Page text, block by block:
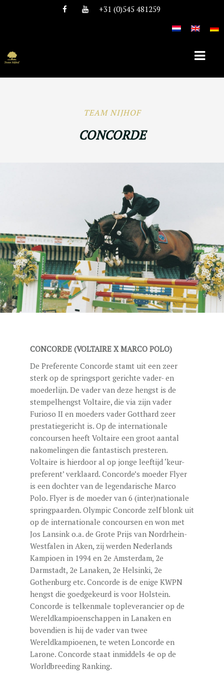
+31 (0)545 481259
VIDEO’S
EU-STATION
ICSI
ALGEMENE VOORWAARDEN
BESTELFORMULIER
NIEUWS
TEAM NIJHOF MARKET
CONTACT
TEAM NIJHOF
CONCORDE
CONCORDE (VOLTAIRE X MARCO POLO)
De Preferente Concorde stamt uit een zeer
sterk op de springsport gerichte vader- en
moederlijn. De vader van deze hengst is de
stempelhengst Voltaire, die via zijn vader
Furioso II en moeders vader Gotthard zeer
prestatiegericht is. Op de internationale
concoursen heeft Voltaire een groot aantal
nakomelingen die fantastisch presteren.
Voltaire is hierdoor al op jonge leeftijd ‘keur-
preferent’ verklaard. Concorde’s moeder Flyer
is een dochter van de legendarische Marco
Polo. Flyer is de moeder van 6 (inter)nationale
springpaarden. Olympic Concorde zelf blonk uit
op de internationale concoursen en won met
Jos Lansink o.a. de Grote Prijs van Nordrhein-
Westfalen in Aken, zij werden Nederlands
Kampioen in 1994 en 2e Amsterdam, 2e
Darmstadt, 2e Lanaken, 2e Helsinki, 2e
Gothenburg etc. Concorde is de enige KWPN
hengst die goedgekeurd is voor Holstein.
Concorde is telkenmale topleverancier op de
Wereldkampioenschappen in Lanaken en
bovendien is hij de vader van twee
Wereldkampioenen, te weten Loncorde en
Larone. Concorde staat inmiddels 4e op de
Worldbreeding Ranking.